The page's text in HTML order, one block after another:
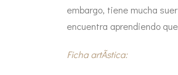
embargo, tiene mucha
encuentra aprendiendo
Ficha artÃ­stica: